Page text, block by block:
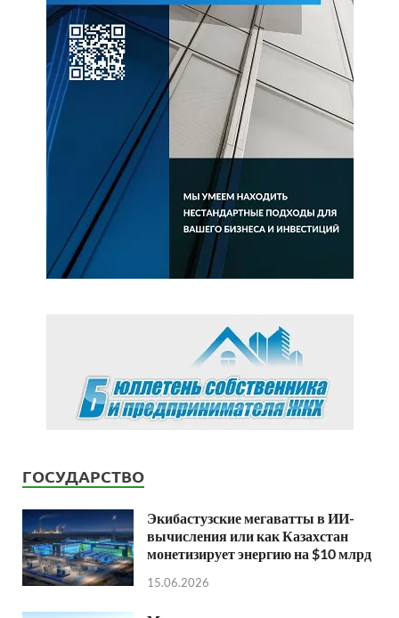
ГОСУДАРСТВО
Экибастузские мегаватты в ИИ-
вычисления или как Казахстан
монетизирует энергию на $10 млрд
15.06.2026